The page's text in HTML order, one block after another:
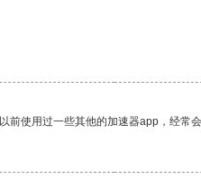
使用过一些其他的加速器app，经常